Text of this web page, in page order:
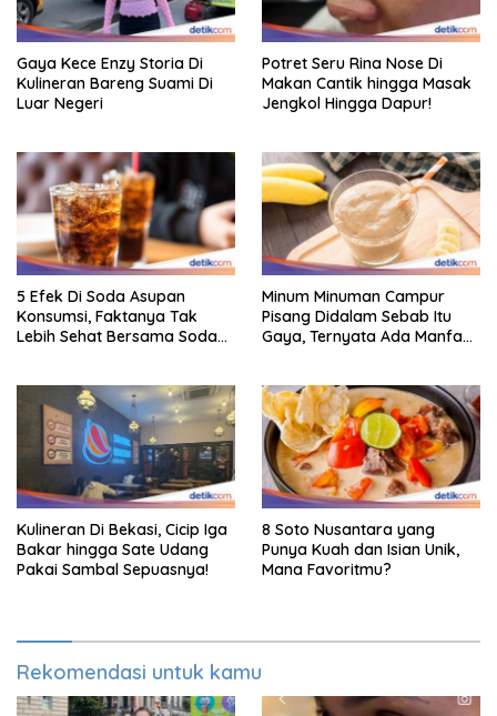
Gaya Kece Enzy Storia Di
Kulineran Bareng Suami Di
Luar Negeri
Potret Seru Rina Nose Di
Makan Cantik hingga Masak
Jengkol Hingga Dapur!
5 Efek Di Soda Asupan
Konsumsi, Faktanya Tak
Lebih Sehat Bersama Soda
Minum Minuman Campur
Pisang Didalam Sebab Itu
Gaya, Ternyata Ada Manfaat
Kulineran Di Bekasi, Cicip Iga
Bakar hingga Sate Udang
Pakai Sambal Sepuasnya!
8 Soto Nusantara yang
Punya Kuah dan Isian Unik,
Mana Favoritmu?
Rekomendasi untuk kamu